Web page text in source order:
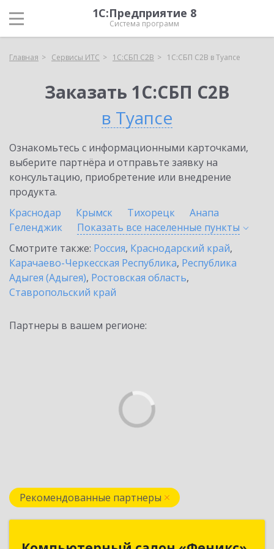
1С:Предприятие 8
Система программ
Главная Сервисы ИТС 1С:СБП C2B 1С:СБП C2B в Туапсе
Заказать 1С:СБП C2B
в Туапсе
Ознакомьтесь с информационными карточками,
выберите партнёра и отправьте заявку на
консультацию, приобретение или внедрение
продукта.
Краснодар
Крымск Тихорецк
Анапа
Геленджик
Показать все населенные пункты
Смотрите также: Россия, Краснодарский край,
Карачаево-Черкесская Республика, Республика
Адыгея (Адыгея), Ростовская область,
Ставропольский край
Партнеры в вашем регионе:
Рекомендованные партнеры
Компьютерный салон «Феникс»